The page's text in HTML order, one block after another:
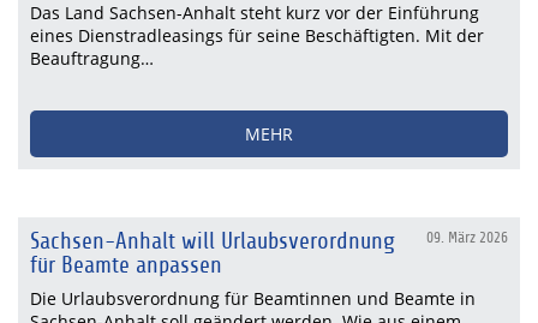
Das Land Sachsen-Anhalt steht kurz vor der Einführung
eines Dienstradleasings für seine Beschäftigten. Mit der
Beauftragung…
MEHR
09. März 2026
Sachsen-Anhalt will Urlaubsverordnung
für Beamte anpassen
Die Urlaubsverordnung für Beamtinnen und Beamte in